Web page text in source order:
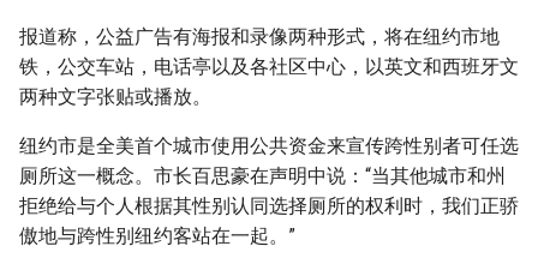
a
r
c
h
报道称，公益广告有海报和录像两种形式，将在纽约市地
铁，公交车站，电话亭以及各社区中心，以英文和西班牙文
两种文字张贴或播放。
纽约市是全美首个城市使用公共资金来宣传跨性别者可任选
厕所这一概念。市长百思豪在声明中说：“当其他城市和州
拒绝给与个人根据其性别认同选择厕所的权利时，我们正骄
傲地与跨性别纽约客站在一起。”